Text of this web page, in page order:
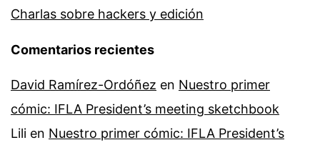
Charlas sobre hackers y edición
Comentarios recientes
David Ramírez-Ordóñez en Nuestro primer
cómic: IFLA President’s meeting sketchbook
Lili en Nuestro primer cómic: IFLA President’s